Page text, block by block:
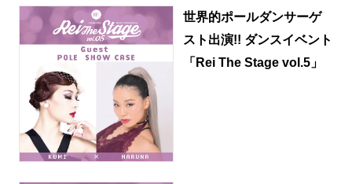
世界的ポールダンサーゲ
スト出演!! ダンスイベント
「Rei The Stage vol.5」